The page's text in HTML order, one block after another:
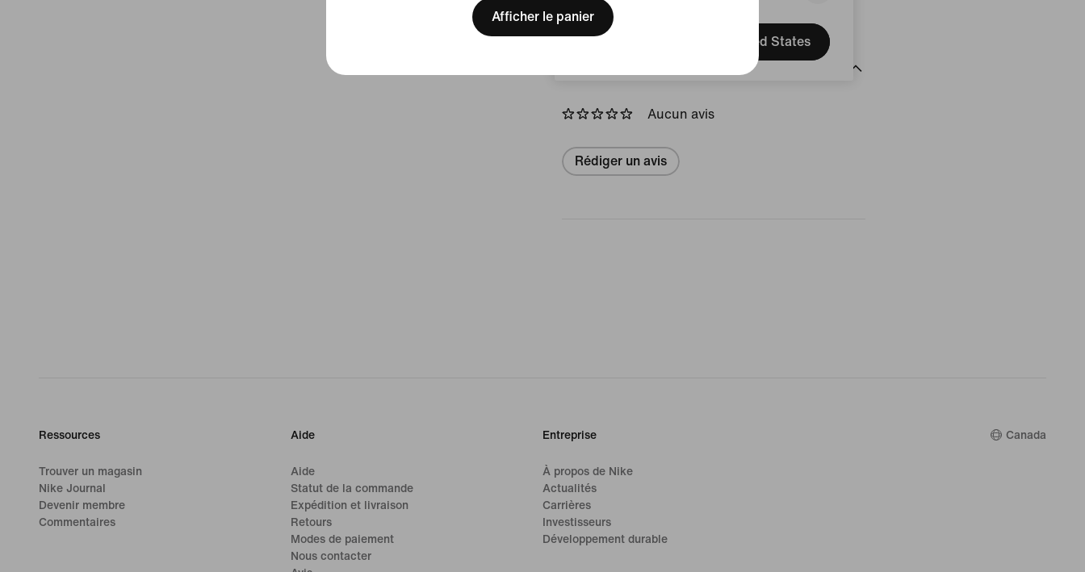
Update your location?
United States
Afficher le panierAfficher les détails du produit
Aucun avis
Rédiger un avis
Ressources
Trouver un magasin
Nike Journal
Devenir membre
Commentaires
Aide
Aide
Statut de la commande
Expédition et livraison
Retours
Modes de paiement
Nous contacter
Entreprise
À propos de Nike
Actualités
Carrières
Investisseurs
Développement durable
Canada